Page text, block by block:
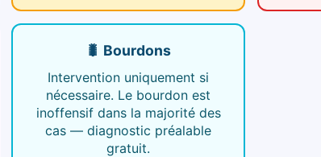
🐛 Bourdons
Intervention uniquement si
nécessaire. Le bourdon est
inoffensif dans la majorité des
cas — diagnostic préalable
gratuit.